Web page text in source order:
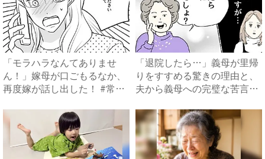
「モラハラなんてありませ
ん！」嫁母が口ごもるなか、
再度嫁が話し出した！ #常識
「退院したら…」義母が里帰
りをすすめる驚きの理由と、
夫から義母への完璧な苦言